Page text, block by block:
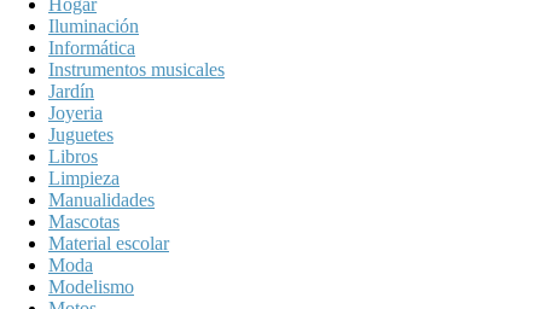
Iluminación
Informática
Instrumentos musicales
Jardín
Joyeria
Juguetes
Libros
Limpieza
Manualidades
Mascotas
Material escolar
Moda
Modelismo